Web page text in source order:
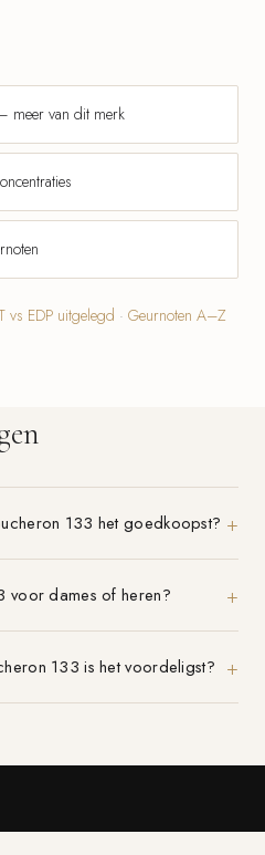
meer van dit merk
vs EDP uitgelegd · Geurnoten A–Z
133 het goedkoopst?
voor dames of heren?
133 is het voordeligst?